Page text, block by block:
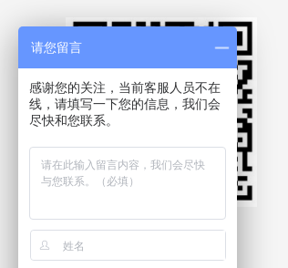
官方微信
请您留言
感谢您的关注，当前客服人员不在
线，请填写一下您的信息，我们会
尽快和您联系。